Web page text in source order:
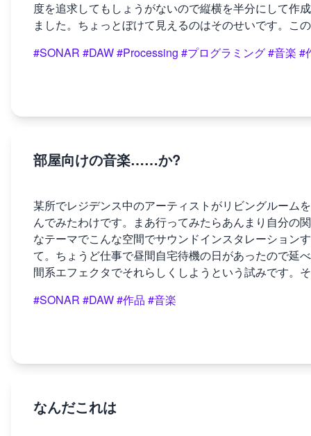
度を追求してもしょうがないので縦横を半分にして作
ました。ちょっとぼけて見えるのはそのせいです。こ
#SONAR #DAW#Processing #プログラミング#音楽 #
部屋向けの音楽……か?
某所でレジデンス中のアーティストがリビングルーム
んでみたわけです。まあ行ってみたらあんまり自分の
なテーマでこんな空間でサウンドインスタレーション
て。ちょうど仕事で昼間自宅待機の日があったので延
間系エフェクタでそれらしくしようという試みです。
#SONAR #DAW#作品 #音楽
なんだこれは